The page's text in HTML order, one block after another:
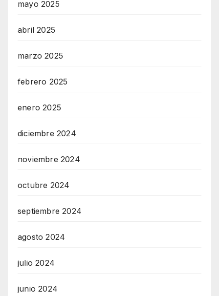
mayo 2025
abril 2025
marzo 2025
febrero 2025
enero 2025
diciembre 2024
noviembre 2024
octubre 2024
septiembre 2024
agosto 2024
julio 2024
junio 2024